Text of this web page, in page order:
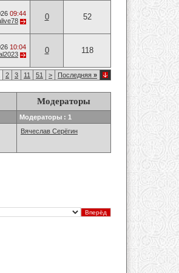
09:44
0 52
10:04
0 118
2 3 11 51 > Последняя »
Модераторы
Модераторы : 1
Вячеслав Серёгин